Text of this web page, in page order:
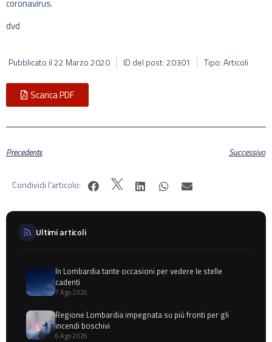
coronavirus.
dvd
Pubblicato il22 Marzo 2020 ID del post: 20301 Tipo: Articoli
Scarica PDF
Precedente Successivo
Condividi l'articolo:
Ultimi articoli
In Lombardia tante occasioni per vedere le stelle
cadenti
7 Ago 2026
Regione Lombardia impegnata su più fronti per gli
incendi boschivi
6 Ago 2026